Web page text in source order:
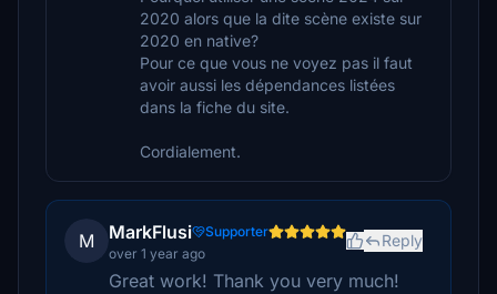
2020 alors que la dite scène existe sur
2020 en native?
Pour ce que vous ne voyez pas il faut
avoir aussi les dépendances listées
dans la fiche du site.
Cordialement.
M MarkFlusi
Supporter
over 1 year ago
Reply
Great work! Thank you very much!